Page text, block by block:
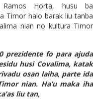
Ramos Horta, husu ba
Timor halo barak liu tanba
nian no kultura Timor
prezidente fo para ajuda
husi Covalima, katak
osan laiha, parte ida
nian. Ha’u maka iha
liu tan,